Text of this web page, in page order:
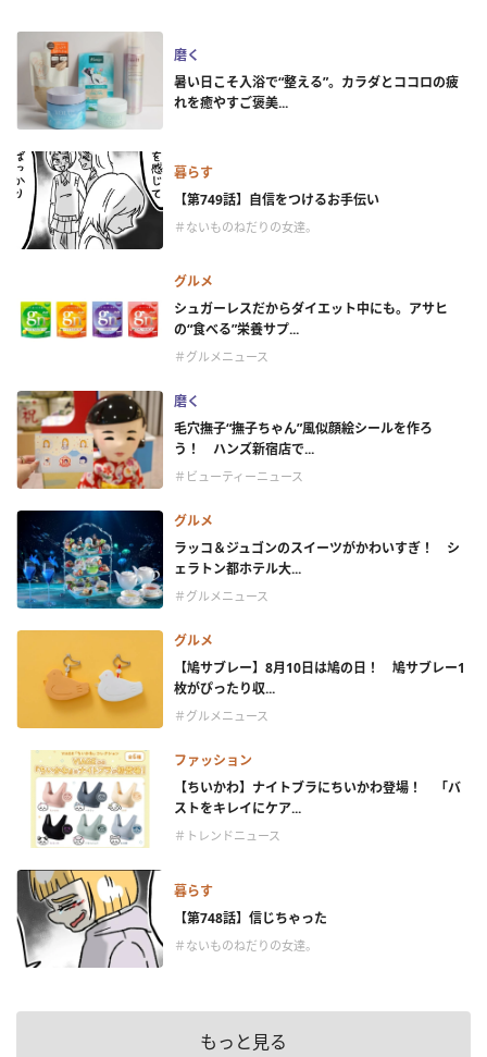
磨く
暑い日こそ入浴で“整える”。カラダとココロの疲
れを癒やすご褒美...
暮らす
【第749話】自信をつけるお手伝い
＃ないものねだりの女達。
グルメ
シュガーレスだからダイエット中にも。アサヒ
の“食べる”栄養サプ...
＃グルメニュース
磨く
毛穴撫子“撫子ちゃん”風似顔絵シールを作ろ
う！ ハンズ新宿店で...
＃ビューティーニュース
グルメ
ラッコ＆ジュゴンのスイーツがかわいすぎ！ シ
ェラトン都ホテル大...
＃グルメニュース
グルメ
【鳩サブレー】8月10日は鳩の日！ 鳩サブレー1
枚がぴったり収...
＃グルメニュース
ファッション
【ちいかわ】ナイトブラにちいかわ登場！ 「バ
ストをキレイにケア...
＃トレンドニュース
暮らす
【第748話】信じちゃった
＃ないものねだりの女達。
もっと見る